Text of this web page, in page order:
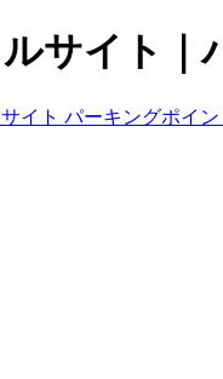
サイト｜
イト パーキングポイン